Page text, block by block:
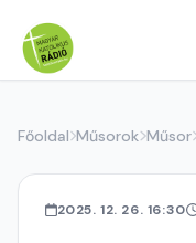
Főoldal Műsorok Műsor
2025. 12. 26. 16:30